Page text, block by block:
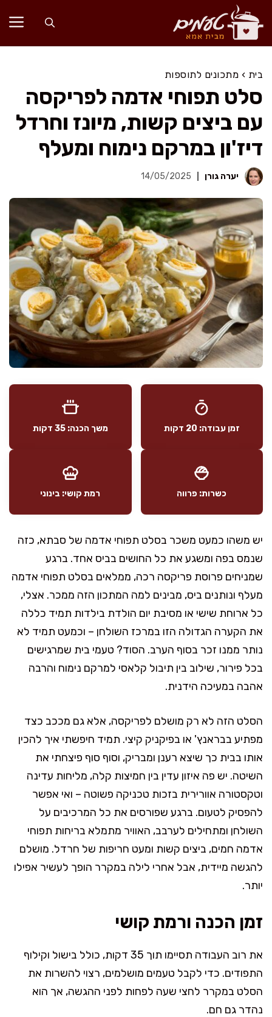
לדלג
לתוכן
בית › מתכונים לתוספות
סלט תפוחי אדמה לפריקסה
עם ביצים קשות, מיונז וחרדל
דיז'ון במרקם נימוח ומעלף
יערה גורן 14/05/2025
זמן עבודה: 20 דקות משך הכנה: 35 דקות
כשרות: פרווה רמת קושי: בינוני
יש משהו כמעט משכר בסלט תפוחי אדמה של סבתא, כזה
שנמס בפה ומשגע את כל החושים בביס אחד. ברגע
שמניחים פרוסת פריקסה רכה, ממלאים בסלט תפוחי אדמה
מעלף ונותנים ביס, מבינים למה המתכון הזה ממכר. אצלי,
כל ארוחת שישי או מסיבת יום הולדת בילדות תמיד כללה
את הקערה הגדולה הזו במרכז השולחן – וכמעט תמיד לא
נותר ממנו זכר בסוף הערב. הסוד? טעמי בית שמרגישים
בכל פירור, שילוב בין תיבול קלאסי למרקם נימוח והרבה
אהבה במעיכה הידנית.
הסלט הזה לא רק מושלם לפריקסה, אלא גם מככב כצד
מפתיע בבראנץ' או בפיקניק קיצי. תמיד חיפשתי איך להכין
אותו בבית כך שיצא רענן ומבריק, וסוף סוף פיצחתי את
השיטה. יש פה איזון עדין בין חמיצות קלה, מליחות עדינה
וטקסטורה אוורירית בזכות טכניקה פשוטה – ואי אפשר
להפסיק לטעום. ברגע שפורסים את כל המרכיבים על
השולחן ומתחילים לערבב, האוויר מתמלא בריחות תפוחי
אדמה חמים, ביצים קשות ומעט חריפות של חרדל. מושלם
להגשה מיידית, אבל אחרי לילה במקרר הופך לעשיר אפילו
יותר.
זמן הכנה ורמת קושי
את רוב העבודה תסיימו תוך 35 דקות, כולל בישול וקילוף
התפודים. כדי לקבל טעמים מושלמים, רצוי להשרות את
הסלט במקרר לחצי שעה לפחות לפני ההגשה, אך הוא
נהדר גם חם.